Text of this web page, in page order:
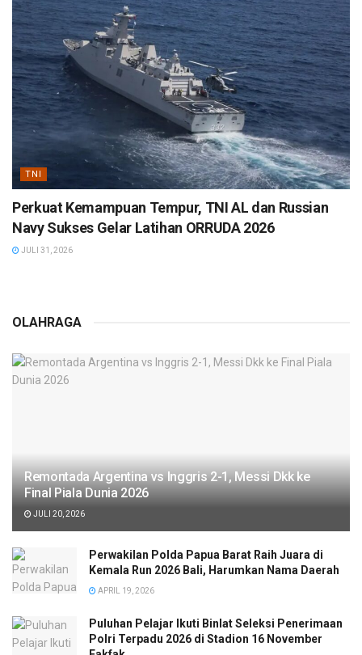
TNI
Perkuat Kemampuan Tempur, TNI AL dan Russian
Navy Sukses Gelar Latihan ORRUDA 2026
JULI 31, 2026
OLAHRAGA
Remontada Argentina vs Inggris 2-1, Messi Dkk ke
Final Piala Dunia 2026
JULI 20, 2026
Perwakilan Polda Papua Barat Raih Juara di
Kemala Run 2026 Bali, Harumkan Nama Daerah
APRIL 19, 2026
Puluhan Pelajar Ikuti Binlat Seleksi Penerimaan
Polri Terpadu 2026 di Stadion 16 November